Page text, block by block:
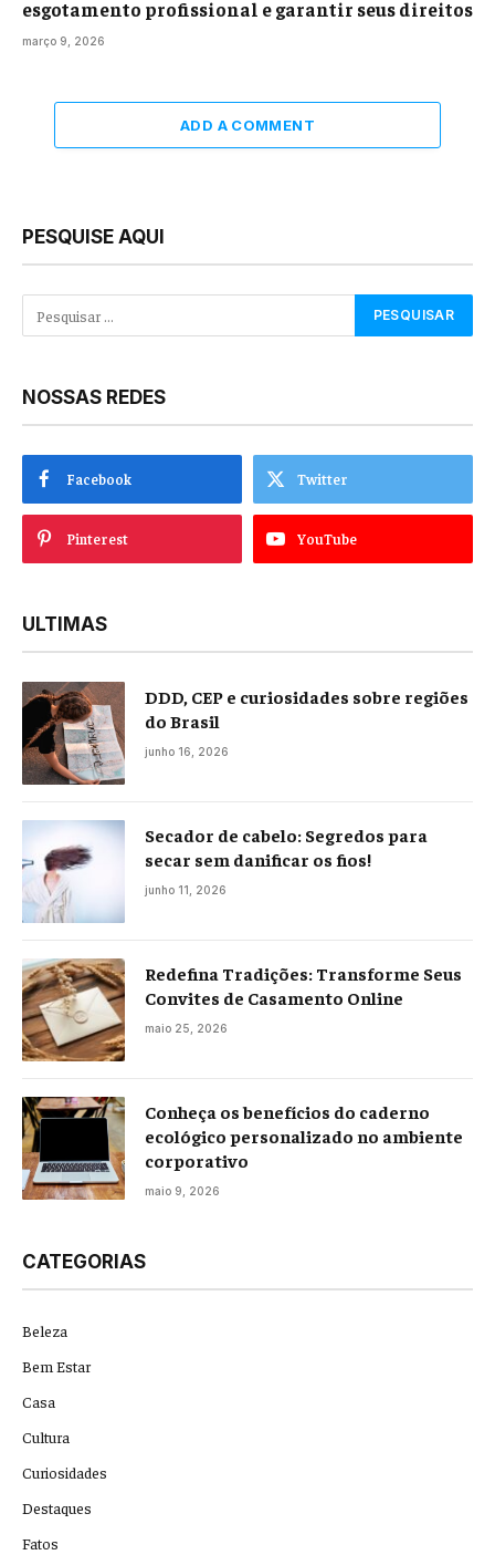
esgotamento profissional e garantir seus direitos
março 9, 2026
ADD A COMMENT
PESQUISE AQUI
NOSSAS REDES
Facebook Twitter
Pinterest YouTube
ULTIMAS
DDD, CEP e curiosidades sobre regiões
do Brasil
junho 16, 2026
Secador de cabelo: Segredos para
secar sem danificar os fios!
junho 11, 2026
Redefina Tradições: Transforme Seus
Convites de Casamento Online
maio 25, 2026
Conheça os benefícios do caderno
ecológico personalizado no ambiente
corporativo
maio 9, 2026
CATEGORIAS
Beleza
Bem Estar
Casa
Cultura
Curiosidades
Destaques
Fatos